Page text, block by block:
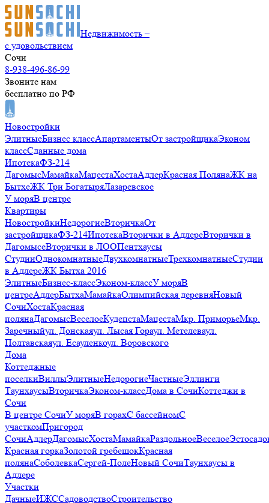
Недвижимость –
с удовольствием
Сочи
8-938-496-86-99
Звоните нам
бесплатно по РФ
Новостройки
ЭлитныеБизнес классАпартаментыОт застройщикаЭконом
классСданные дома
ИпотекаФЗ-214
ДагомысМамайкаМацестаХостаАдлерКрасная ПолянаЖК на
БытхеЖК Три БогатыряЛазаревское
У моряВ центре
Квартиры
НовостройкиНедорогиеВторичкаОт
застройщикаФЗ-214ИпотекаВторички в АдлереВторички в
ДагомысеВторички в ЛООПентхаусы
СтудииОднокомнатныеДвухкомнатныеТрехкомнатныеСтудии
в АдлереЖК Бытха 2016
ЭлитныеБизнес-классЭконом-классУ моряВ
центреАдлерБытхаМамайкаОлимпийская деревняНовый
СочиХостаКрасная
полянаДагомысВеселоеКудепстаМацестаМкр. ПриморьеМкр.
Заречныйул. Донскаяул. Лысая Гораул. Метелеваул.
Полтавскаяул. Есауленкоул. Воровского
Дома
Коттеджные
поселкиВиллыЭлитныеНедорогиеЧастныеЭллинги
ТаунхаусыВторичкаЭконом-классДома в СочиКоттеджи в
Сочи
В центре СочиУ моряВ горахС бассейномС
участкомПригород
СочиАдлерДагомысХостаМамайкаРаздольноеВеселое
Красная горкаЗолотой гребешокКрасная
полянаСоболевкаСергей-ПолеНовый СочиТаунхаусы в
Адлере
Участки
ДачныеИЖССадоводствоСтроительство